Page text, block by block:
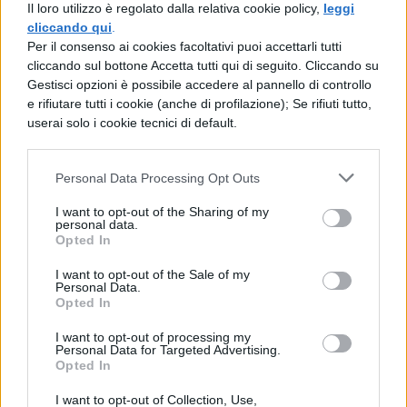
Il loro utilizzo è regolato dalla relativa cookie policy, leggi
cliccando qui
Per il consenso ai cookies facoltativi puoi accettarli tutti
cliccando sul bottone Accetta tutti qui di seguito. Cliccando su
Gestisci opzioni è possibile accedere al pannello di controllo
e rifiutare tutti i cookie (anche di profilazione); Se rifiuti tutto,
userai solo i cookie tecnici di default.
Personal Data Processing Opt Outs
I want to opt-out of the Sharing of my
personal data.
Opted In
I want to opt-out of the Sale of my
Personal Data.
Opted In
I want to opt-out of processing my
Personal Data for Targeted Advertising.
Opted In
I want to opt-out of Collection, Use,
di una linea di merchandising sostenibile,
chiamata“UPF’N’SLEEP”, che includerà
accessori utili per il riposo, come tappetini
e stivaletti.
La scienza dietro la siesta:
benefici per il corpo e la mente
Secondo gli esperti, ilsonnellino post-
pranzopuò avere effetti positivi
significativi sull’organismo. La pausa
permette di riequilibrare i livelli di cortisolo,
abbassando lo stress e migliorando la
vigilanza; anche la produzione di